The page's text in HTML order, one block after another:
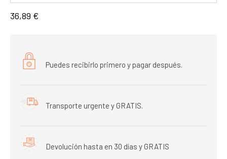
36,89 €
Puedes recibirlo primero y pagar después.
Transporte urgente y GRATIS.
Devolución hasta en 30 días y GRATIS